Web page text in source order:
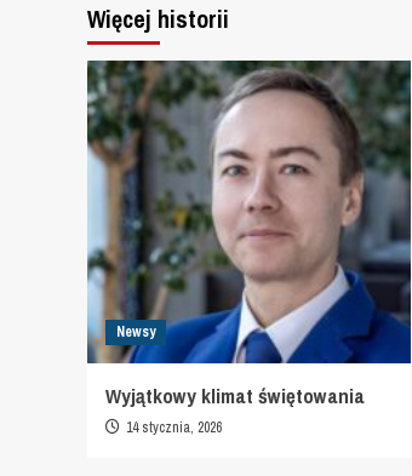
Więcej historii
Newsy
Wyjątkowy klimat świętowania
14 stycznia, 2026